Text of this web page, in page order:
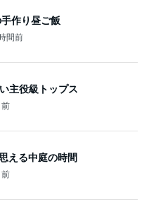
作り昼ご飯
間前
主役級トップス
前
える中庭の時間